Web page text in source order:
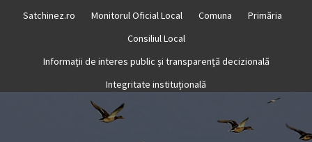
Satchinez.ro Monitorul Oficial Local Comuna
Primăria
Consiliul Local
Informații de interes public și transparență decizională
Integritate instituțională